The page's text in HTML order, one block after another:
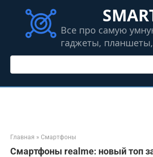
контенту
Все про самую
гаджеты,
Поиск:
Главная » Смартфоны
Смартфоны realme: новый топ